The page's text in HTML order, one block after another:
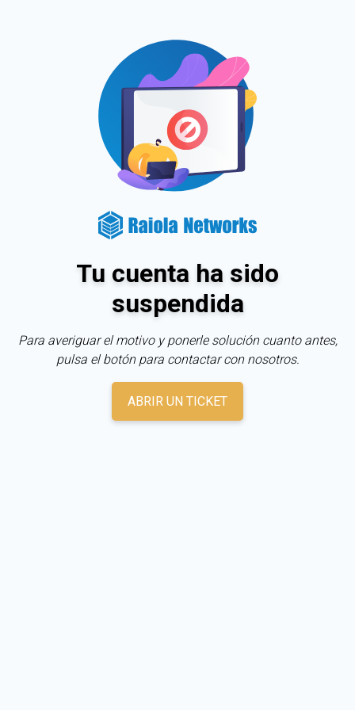
Tu cuenta ha sido
suspendida
Para averiguar el motivo y ponerle solución cuanto antes,
pulsa el botón para contactar con nosotros.
ABRIR UN TICKET